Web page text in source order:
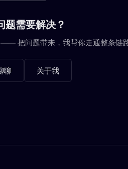
题需要解决？
把问题带来，我帮你走通整条链
聊 关于我